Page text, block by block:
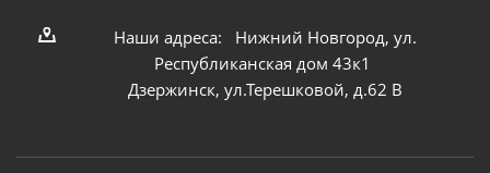
Наши адреса: Нижний Новгород, ул.
Республиканская дом 43к1
Дзержинск, ул.Терешковой, д.62 В